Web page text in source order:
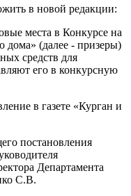
в новой редакции:
места в Конкурсе на
дома» (далее - призеры)
средств для
его в конкурсную
в газете «Курган и
постановления
Департамента
С.В.